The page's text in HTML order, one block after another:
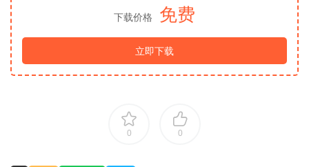
下载价格 免费
立即下载
0 0